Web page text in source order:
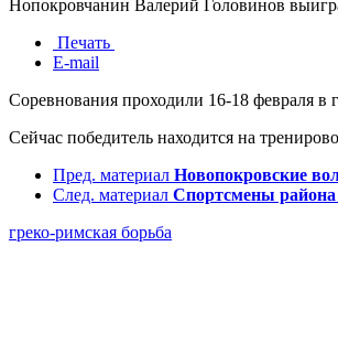
Нопокровчанин Валерий Головинов
Печать
E-mail
Соревнования проходили 16-18 февраля в
Сейчас победитель находится на
Пред. материал Новопокровские
След. материал Спортсмены
греко-римская борьба